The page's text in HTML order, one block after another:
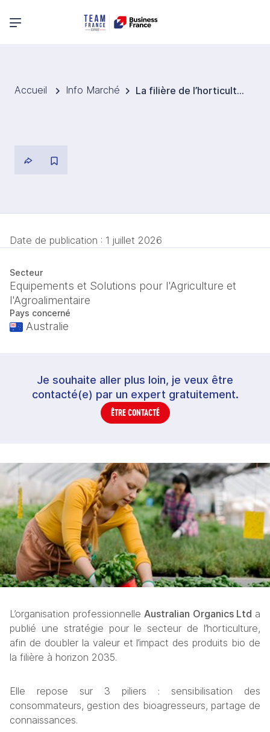
Menu principal
Accueil Info Marché La filière de l’horticulture bio veut doubler la valeur des produits d'ici 2035
Date de publication : 1 juillet 2026
Secteur
Equipements et Solutions pour l'Agriculture et
l'Agroalimentaire
Pays concerné
Australie
Je souhaite aller plus loin, je veux être
contacté(e) par un expert gratuitement.
ÊTRE CONTACTÉ
L’organisation professionnelle Australian Organics Ltd a
publié une stratégie pour le secteur de l’horticulture,
afin de doubler la valeur et l’impact des produits bio de
la filière à horizon 2035.
Elle repose sur 3 piliers : sensibilisation des
consommateurs, gestion des bioagresseurs, partage de
connaissances.